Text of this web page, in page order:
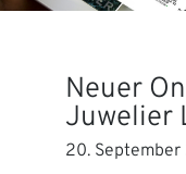
Neuer
Juwelier
20.